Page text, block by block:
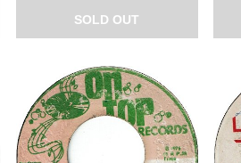
SOLD OUT